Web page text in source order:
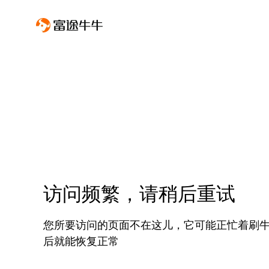
访问频繁，请稍后重试
您所要访问的页面不在这儿，它可能正忙着刷
后就能恢复正常